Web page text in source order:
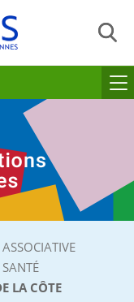
SANTÉ
LA CÔTE